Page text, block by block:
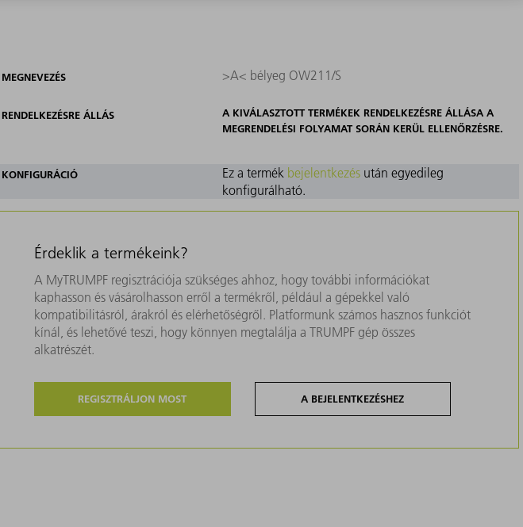
MEGNEVEZÉS >A< bélyeg OW211/S
RENDELKEZÉSRE ÁLLÁS
A KIVÁLASZTOTT TERMÉKEK RENDELKEZÉSRE ÁLLÁSA A
MEGRENDELÉSI FOLYAMAT SORÁN KERÜL ELLENŐRZÉSRE.
KONFIGURÁCIÓ Ez a termék bejelentkezésután egyedileg
konfigurálható.
Érdeklik a termékeink?
A MyTRUMPF regisztrációja szükséges ahhoz, hogy további információkat
kaphasson és vásárolhasson erről a termékről, például a gépekkel való
kompatibilitásról, árakról és elérhetőségről. Platformunk számos hasznos funkciót
kínál, és lehetővé teszi, hogy könnyen megtalálja a TRUMPF gép összes
alkatrészét.
REGISZTRÁLJON MOST A BEJELENTKEZÉSHEZ